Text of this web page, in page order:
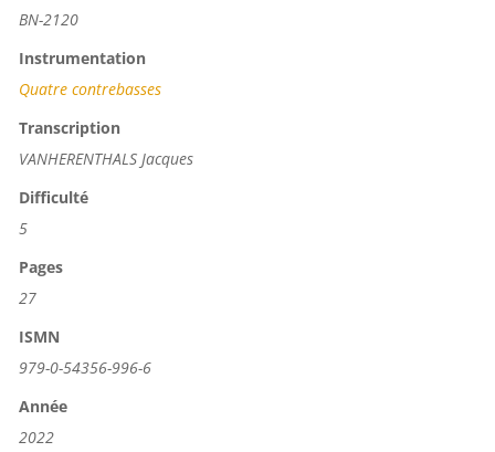
BN-2120
Instrumentation
Quatre contrebasses
Transcription
VANHERENTHALS Jacques
Difficulté
5
Pages
27
ISMN
979-0-54356-996-6
Année
2022